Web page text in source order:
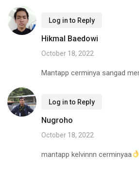
Log in to Reply
Hikmal Baedowi
October 18, 2022
Mantapp cerminya sangad
Log in to Reply
Nugroho
October 18, 2022
mantapp kelvinnn cerminyaa